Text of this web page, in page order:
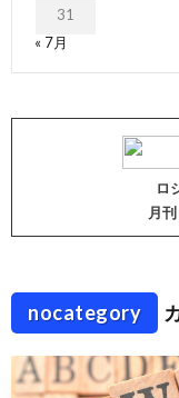
31
« 7月
ロ
月
nocategory